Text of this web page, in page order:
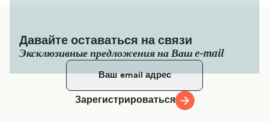
Давайте оставаться на связи
Эксклюзивные предложения на Ваш e-mail
Зарегистрироваться